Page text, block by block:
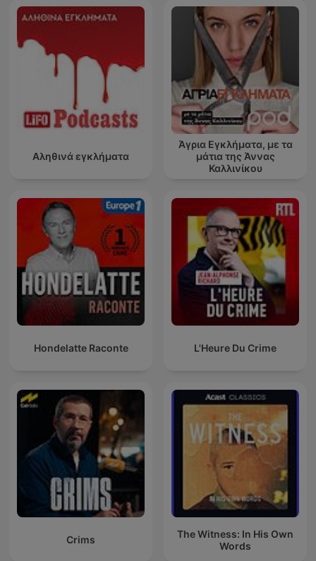
Αληθινά εγκλήματα
Άγρια Εγκλήματα, με τα
μάτια της Άννας
Καλλινίκου
Hondelatte Raconte L'Heure Du Crime
Crims
The Witness: In His Own
Words